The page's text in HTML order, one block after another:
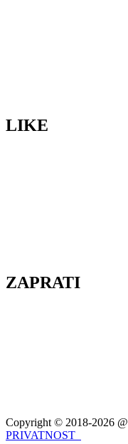
LIKE
ZAPRATI
Copyright © 2018-2026
PRIVATNOST